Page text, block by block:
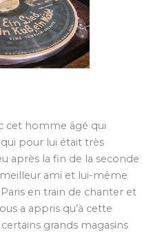
cet homme âgé qui
pour lui était très
après la fin de la seconde
ami et lui-même
en train de chanter et
a appris qu’à cette
grands magasins